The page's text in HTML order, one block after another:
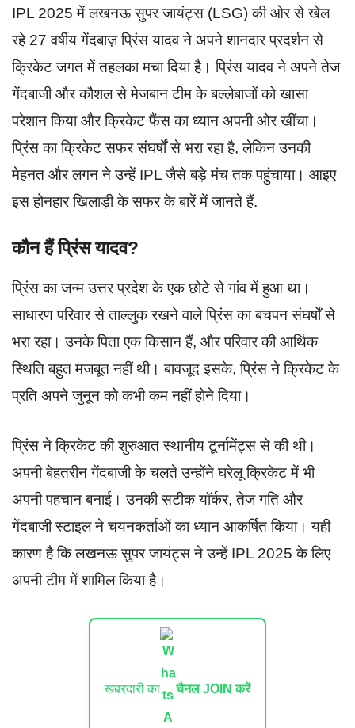
IPL 2025 में लखनऊ सुपर जायंट्स (LSG) की ओर से खेल
रहे 27 वर्षीय गेंदबाज़ प्रिंस यादव ने अपने शानदार प्रदर्शन से
क्रिकेट जगत में तहलका मचा दिया है। प्रिंस यादव ने अपने तेज
गेंदबाजी और कौशल से मेजबान टीम के बल्लेबाजों को खासा
परेशान किया और क्रिकेट फैंस का ध्यान अपनी ओर खींचा।
प्रिंस का क्रिकेट सफर संघर्षों से भरा रहा है, लेकिन उनकी
मेहनत और लगन ने उन्हें IPL जैसे बड़े मंच तक पहुंचाया। आइए
इस होनहार खिलाड़ी के सफर के बारें में जानते हैं.
कौन हैं प्रिंस यादव?
प्रिंस का जन्म उत्तर प्रदेश के एक छोटे से गांव में हुआ था।
साधारण परिवार से ताल्लुक रखने वाले प्रिंस का बचपन संघर्षों से
भरा रहा। उनके पिता एक किसान हैं, और परिवार की आर्थिक
स्थिति बहुत मजबूत नहीं थी। बावजूद इसके, प्रिंस ने क्रिकेट के
प्रति अपने जुनून को कभी कम नहीं होने दिया।
प्रिंस ने क्रिकेट की शुरुआत स्थानीय टूर्नामेंट्स से की थी।
अपनी बेहतरीन गेंदबाजी के चलते उन्होंने घरेलू क्रिकेट में भी
अपनी पहचान बनाई। उनकी सटीक यॉर्कर, तेज गति और
गेंदबाजी स्टाइल ने चयनकर्ताओं का ध्यान आकर्षित किया। यही
कारण है कि लखनऊ सुपर जायंट्स ने उन्हें IPL 2025 के लिए
अपनी टीम में शामिल किया है।
खबरदारी का चैनल JOIN करें